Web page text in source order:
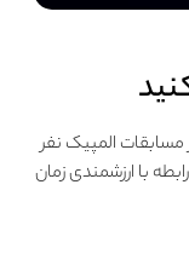
مسابقات المپیک نفر
با ارزشمندی زمان